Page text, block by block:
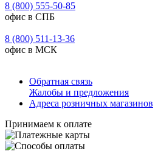
8 (800) 555-50-85
офис в СПБ
8 (800) 511-13-36
офис в МСК
Обратная связь
Жалобы и предложения
Адреса розничных магазинов
Принимаем к оплате